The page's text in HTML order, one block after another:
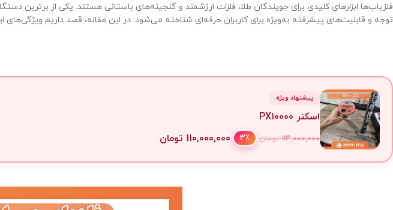
فلزیاب‌ها ابزارهای کلیدی برای جویندگان طلا، فلزات ارزشمند و گنجینه‌های باستانی هستند. یکی از برترین
توجه و قابلیت‌های پیشرفته به‌ویژه برای کاربران حرفه‌ای شناخته می‌شود. در این مقاله، قصد داریم
پیشنهاد ویژه
اسکنر PX10000
113,000,000 تومان 3٪ 110,000,000 تومان